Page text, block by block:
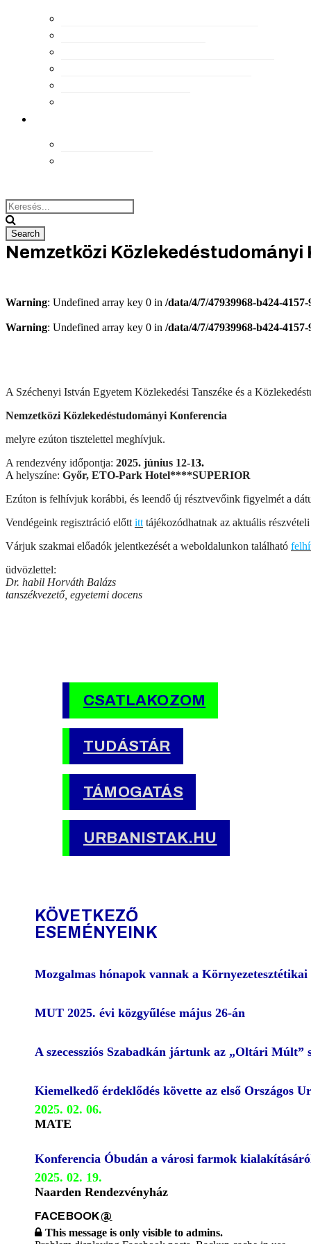
Nemzetközi Közlekedéstudományi
Warning: Undefined array key 0 in /data/4/7/47939968-b424-
Warning: Undefined array key 0 in /data/4/7/47939968-b424-
A Széchenyi István Egyetem Közlekedési Tanszéke és a
Nemzetközi Közlekedéstudományi Konferencia
melyre ezúton tisztelettel meghívjuk.
A rendezvény időpontja: 2025. június 12-13.
A helyszíne: Győr, ETO-Park Hotel****SUPERIOR
Ezúton is felhívjuk korábbi, és leendő új résztvevőink figyelmét a
Vendégeink regisztráció előtt itt tájékozódhatnak az aktuális
Várjuk szakmai előadók jelentkezését a weboldalunkon található
üdvözlettel:
Dr. habil Horváth Balázs
tanszékvezető, egyetemi docens
CSATLAKOZOM
TUDÁSTÁR
TÁMOGATÁS
URBANISTAK.HU
KÖVETKEZŐ
ESEMÉNYEINK
Mozgalmas hónapok vannak a
MUT 2025. évi közgyűlése május 26-án
A szecessziós Szabadkán jártunk az „Oltári Múlt”
Kiemelkedő érdeklődés követte az első Országos
2025. 02. 06.
MATE
Konferencia Óbudán a városi farmok
2025. 02. 19.
Naarden Rendezvényház
FACEBOOK@
This message is only visible to admins.